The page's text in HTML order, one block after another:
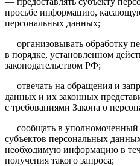
просьбе информацию,
персональных данных;
— организовывать обработку
в порядке, установленном
законодательством РФ;
— отвечать на обращения и
данных и их законных
с требованиями Закона о
— сообщать в уполномоченный
субъектов персональных
необходимую информацию в
получения такого запроса;